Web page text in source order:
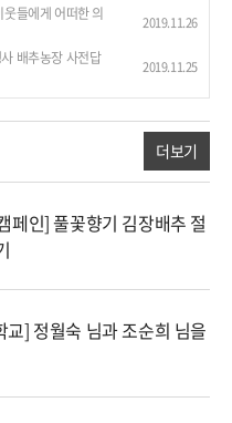
들에게 어떠한 의
2019.11.26
배추농장 사전답
2019.11.25
더보기
페인] 풀꽃향기 김장배추 절
교] 정월숙 님과 조순희 님을